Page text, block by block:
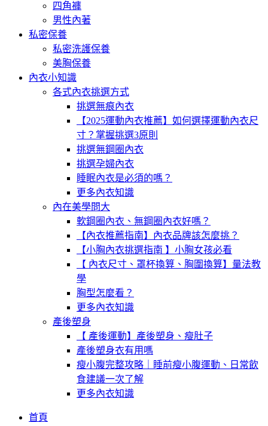
四角褲
男性內著
私密保養
私密洗護保養
美胸保養
內衣小知識
各式內衣挑選方式
挑選無痕內衣
【2025運動內衣推薦】如何選擇運動內衣尺
寸？掌握挑選3原則
挑選無鋼圈內衣
挑選孕婦內衣
睡眠內衣是必須的嗎？
更多內衣知識
內在美學問大
軟鋼圈內衣、無鋼圈內衣好嗎？
【內衣推薦指南】內衣品牌該怎麼挑？
【小胸內衣挑選指南 】小胸女孩必看
【 內衣尺寸、罩杯換算、胸圍換算】量法教
學
胸型怎麼看？
更多內衣知識
產後塑身
【 產後運動】產後塑身、瘦肚子
產後塑身衣有用嗎
瘦小腹完整攻略｜睡前瘦小腹運動、日常飲
食建議一次了解
更多內衣知識
首頁